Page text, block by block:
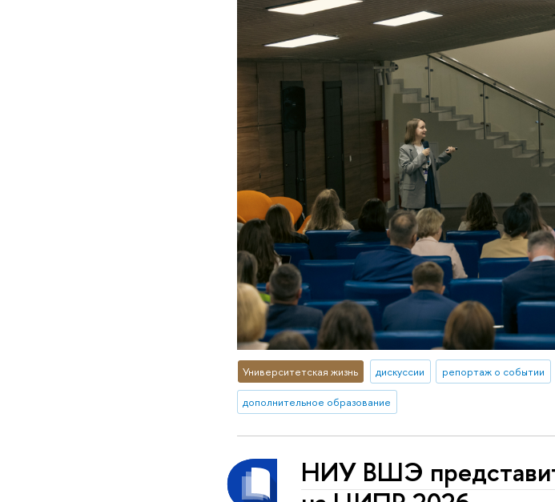
Университетская жизнь дискуссии репортаж о событии
дополнительное образование
НИУ ВШЭ